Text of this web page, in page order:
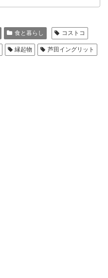
食と暮らし コストコ
縁起物 芦田イングリット